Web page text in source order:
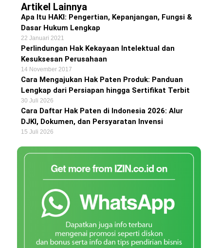
Artikel Lainnya
Apa Itu HAKI: Pengertian, Kepanjangan, Fungsi &
Dasar Hukum Lengkap
22 Januari 2021
Perlindungan Hak Kekayaan Intelektual dan
Kesuksesan Perusahaan
14 November 2017
Cara Mengajukan Hak Paten Produk: Panduan
Lengkap dari Persiapan hingga Sertifikat Terbit
30 Juli 2026
Cara Daftar Hak Paten di Indonesia 2026: Alur
DJKI, Dokumen, dan Persyaratan Invensi
15 Juli 2026